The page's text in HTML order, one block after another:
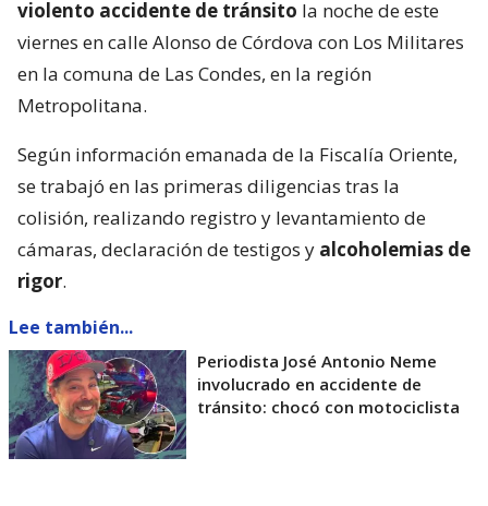
violento accidente de tránsito la noche de este
viernes en calle Alonso de Córdova con Los Militares
en la comuna de Las Condes, en la región
Metropolitana.
Según información emanada de la Fiscalía Oriente,
se trabajó en las primeras diligencias tras la
colisión, realizando registro y levantamiento de
cámaras, declaración de testigos y alcoholemias de
rigor.
Lee también...
Periodista José Antonio Neme
involucrado en accidente de
tránsito: chocó con motociclista